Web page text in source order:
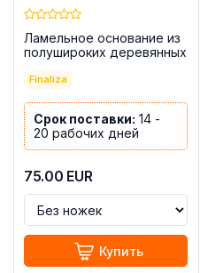
Ламельное основание из
полушироких деревянных
ножками - Laminor
Finaliza
Срок поставки: 14 -
20 рабочих дней
75.00 EUR
Купить